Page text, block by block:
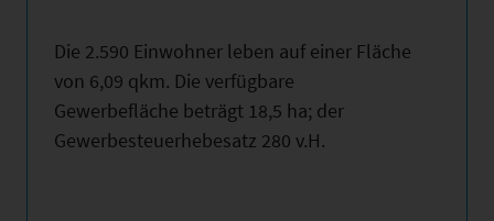
Die 2.590 Einwohner leben auf einer Fläche
von 6,09 qkm. Die verfügbare
Gewerbefläche beträgt 18,5 ha; der
Gewerbesteuerhebesatz 280 v.H.